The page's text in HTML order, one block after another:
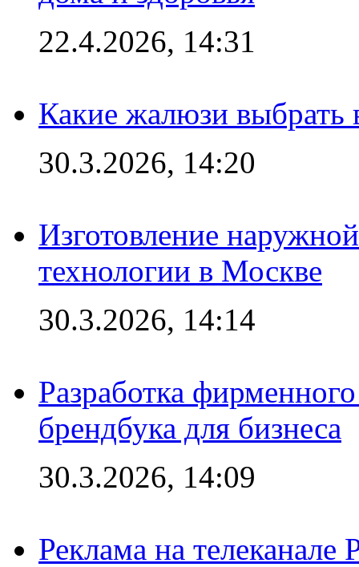
22.4.2026, 14:31
Какие жалюзи выбрать
30.3.2026, 14:20
Изготовление
технологии в Москве
30.3.2026, 14:14
Разработка
брендбука для бизнеса
30.3.2026, 14:09
Реклама на